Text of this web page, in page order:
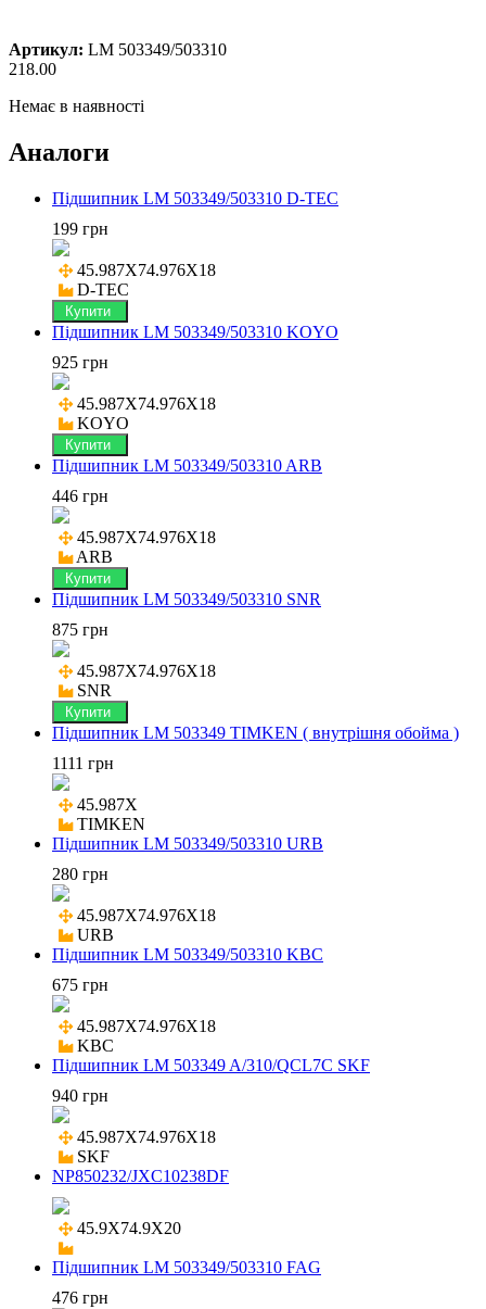
Артикул: LM 503349/503310
218.00
Немає в наявності
Аналоги
Підшипник LM 503349/503310 D-TEC
199 грн
45.987X74.976X18
D-TEC
Купити
Підшипник LM 503349/503310 KOYO
925 грн
45.987X74.976X18
KOYO
Купити
Підшипник LM 503349/503310 ARB
446 грн
45.987X74.976X18
ARB
Купити
Підшипник LM 503349/503310 SNR
875 грн
45.987X74.976X18
SNR
Купити
Підшипник LM 503349 TIMKEN ( внутрішня обойма )
1111 грн
45.987X
TIMKEN
Підшипник LM 503349/503310 URB
280 грн
45.987X74.976X18
URB
Підшипник LM 503349/503310 KBC
675 грн
45.987X74.976X18
KBC
Підшипник LM 503349 A/310/QCL7C SKF
940 грн
45.987X74.976X18
SKF
NP850232/JXC10238DF
45.9X74.9X20
Підшипник LM 503349/503310 FAG
476 грн